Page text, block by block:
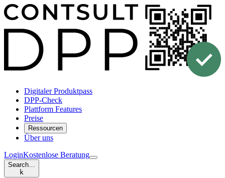
Digitaler Produktpass
DPP-Check
Plattform Features
Preise
Ressourcen
Über uns
LoginKostenlose Beratung
Search…
k